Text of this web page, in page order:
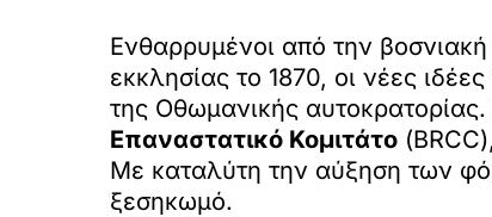
Ενθαρρυμένοι από την
εκκλησίας το 1870, οι νέες
της Οθωμανικής αυτοκρατορίας.
Επαναστατικό Κομιτάτο
Με καταλύτη την αύξηση των
ξεσηκωμό.